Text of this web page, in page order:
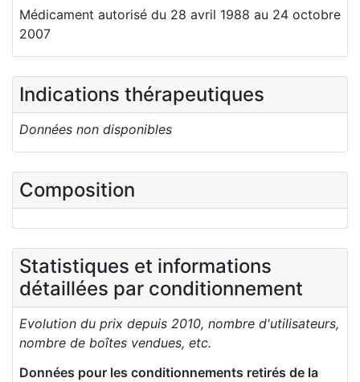
Médicament autorisé du 28 avril 1988 au 24 octobre
2007
Indications thérapeutiques
Données non disponibles
Composition
Statistiques et informations
détaillées par conditionnement
Evolution du prix depuis 2010, nombre d'utilisateurs,
nombre de boîtes vendues, etc.
Données pour les conditionnements retirés de la